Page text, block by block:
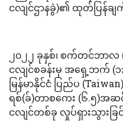
ငလျင်ဌာနခွဲ)၏ ထုတ်ပြန်ချ
၂၀၂၂ ခုနှစ်၊ စက်တင်ဘာ
ငလျင်စခန်းမှ အရှေ့ဘက် (
မြန်မာနိုင်ငံ ပြည်ပ
ရစ်(ခ်)တာစကေး (၆.၅)အဆ
ငလျင်တစ်ခု လှုပ်ရှားသွားခြ